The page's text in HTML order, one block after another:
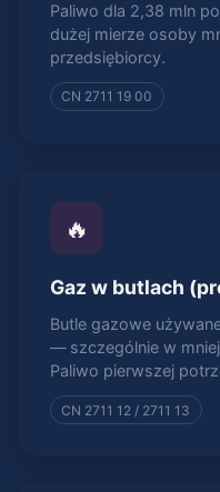
Paliwo dla 2,38 mln
dużej mierze osoby
przedsiębiorcy.
CN 2711 19 00
🔥
Gaz w butlach
Butle gazowe
— szczególnie w
Paliwo pierwszej
CN 2711 12 / 2711 13